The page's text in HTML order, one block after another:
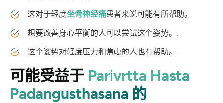
这对于轻度坐骨神经痛患者来说可能有所帮助。
想要改善身心平衡的人可以尝试这个姿势。.
这个姿势对轻度压力和焦虑的人也有帮助。.
可能受益于 Parivrtta Hasta
Padangusthasana 的